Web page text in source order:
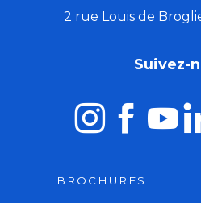
2 rue Louis de
Suivez-
BROCHURES